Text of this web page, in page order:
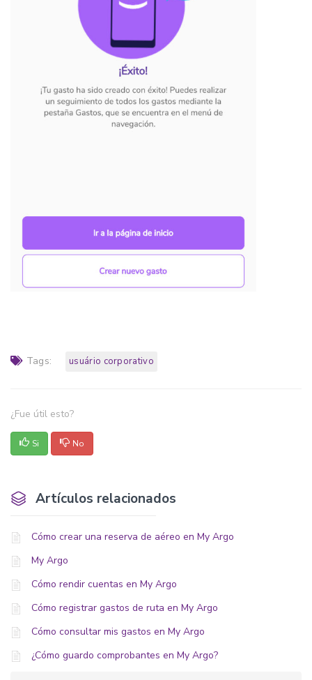
Tags: usuário corporativo
¿Fue útil esto?
Si No
Artículos relacionados
Cómo crear una reserva de aéreo en My Argo
My Argo
Cómo rendir cuentas en My Argo
Cómo registrar gastos de ruta en My Argo
Cómo consultar mis gastos en My Argo
¿Cómo guardo comprobantes en My Argo?